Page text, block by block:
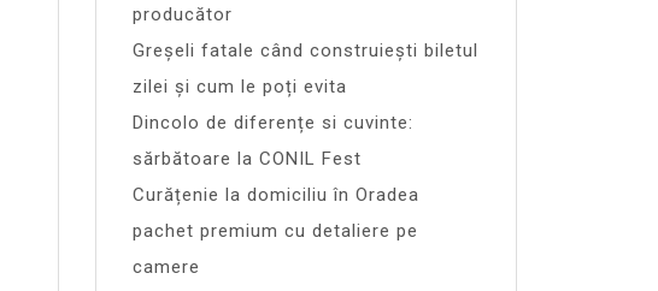
producător
Greșeli fatale când construiești biletul
zilei și cum le poți evita
Dincolo de diferențe si cuvinte:
sărbătoare la CONIL Fest
Curățenie la domiciliu în Oradea
pachet premium cu detaliere pe
camere